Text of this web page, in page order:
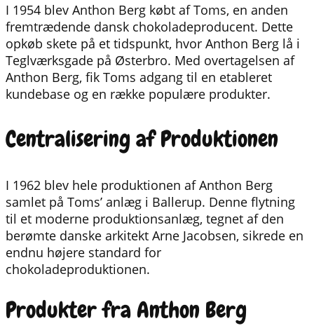
I 1954 blev Anthon Berg købt af Toms, en anden
fremtrædende dansk chokoladeproducent. Dette
opkøb skete på et tidspunkt, hvor Anthon Berg lå i
Teglværksgade på Østerbro. Med overtagelsen af
Anthon Berg, fik Toms adgang til en etableret
kundebase og en række populære produkter.
Centralisering af Produktionen
I 1962 blev hele produktionen af Anthon Berg
samlet på Toms’ anlæg i Ballerup. Denne flytning
til et moderne produktionsanlæg, tegnet af den
berømte danske arkitekt Arne Jacobsen, sikrede en
endnu højere standard for
chokoladeproduktionen.
Produkter fra Anthon Berg